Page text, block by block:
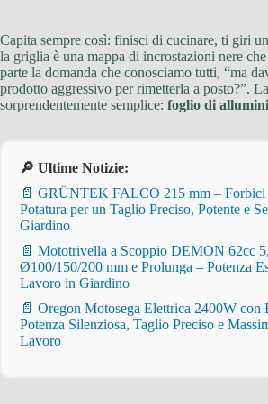
Capita sempre così: finisci di cucinare, ti giri
la griglia è una mappa di incrostazioni nere
parte la domanda che conosciamo tutti, “ma
prodotto aggressivo per rimetterla a posto?”.
sorprendentemente semplice: foglio di
🔎 Ultime Notizie:
📄 GRÜNTEK FALCO 215 mm – Forbici
Potatura per un Taglio Preciso, Potente e
Giardino
📄 Mototrivella a Scoppio DEMON 62cc
Ø100/150/200 mm e Prolunga – Potenza
Lavoro in Giardino
📄 Oregon Motosega Elettrica 2400W con
Potenza Silenziosa, Taglio Preciso e
Lavoro